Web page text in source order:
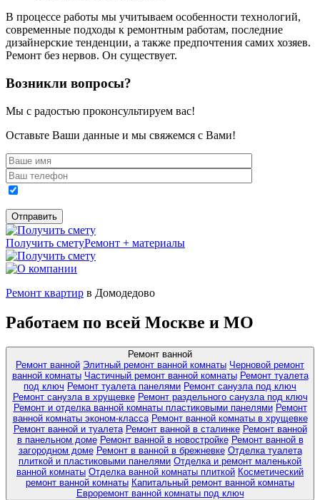
В процессе работы мы учитываем особенности технологий,
современные подходы к ремонтным работам, последние
дизайнерские тенденции, а также предпочтения самих хозяев.
Ремонт без нервов. Он существует.
Возникли вопросы?
Мы с радостью проконсультируем вас!
Оставьте Ваши данные и мы свяжемся с Вами!
Получить сметуРемонт + материалы
Ремонт квартир в Домодедово
Работаем по всей Москве и МО
Ремонт ванной
Ремонт ванной Элитный ремонт ванной комнаты Черновой ремонт
ванной комнаты Частичный ремонт ванной комнаты Ремонт туалета
под ключ Ремонт туалета панелями Ремонт санузла под ключ
Ремонт санузла в хрущевке Ремонт раздельного санузла под ключ
Ремонт и отделка ванной комнаты пластиковыми панелями Ремонт
ванной комнаты эконом-класса Ремонт ванной комнаты в хрущевке
Ремонт ванной и туалета Ремонт ванной в сталинке Ремонт ванной
в панельном доме Ремонт ванной в новостройке Ремонт ванной в
загородном доме Ремонт в ванной в брежневке Отделка туалета
плиткой и пластиковыми панелями Отделка и ремонт маленькой
ванной комнаты Отделка ванной комнаты плиткой Косметический
ремонт ванной комнаты Капитальный ремонт ванной комнаты
Евроремонт ванной комнаты под ключ